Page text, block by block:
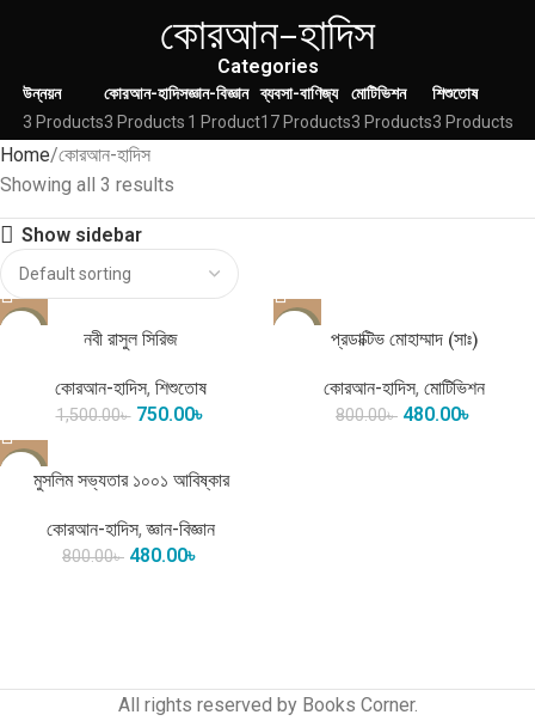
কোরআন-হাদিস
Categories
উন্নয়ন
3 Products
কোরআন-হাদিস
3 Products
জ্ঞান-বিজ্ঞান
1 Product
ব্যবসা-বাণিজ্য
17 Products
মোটিভিশন
3 Products
শিশুতোষ
3 Products
Home কোরআন-হাদিস
Showing all 3 results
Show sidebar
নবী রাসুল সিরিজ
কোরআন-হাদিস, শিশুতোষ
1,500.00৳ 750.00৳
প্রডাক্টিভ মোহাম্মাদ (সাঃ)
কোরআন-হাদিস, মোটিভিশন
800.00৳ 480.00৳
মুসলিম সভ্যতার ১০০১ আবিষ্কার
কোরআন-হাদিস,জ্ঞান-বিজ্ঞান
800.00৳ 480.00৳
All rights reserved by Books Corner.